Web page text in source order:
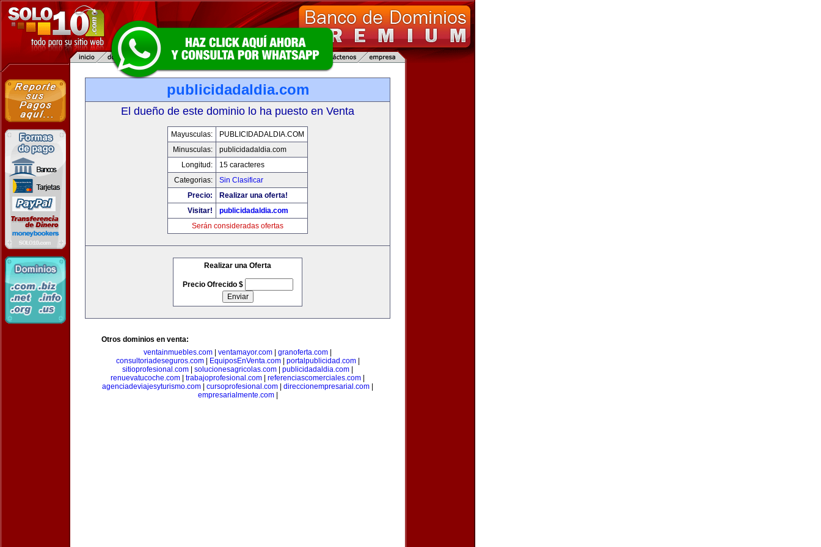
publicidadaldia.com
El dueño de este dominio lo ha puesto en Venta
Mayusculas:
PUBLICIDADALDIA.COM
Minusculas:
publicidadaldia.com
Longitud:
15 caracteres
Categorias:
Sin Clasificar
Precio:
Realizar una oferta!
Visitar!
publicidadaldia.com
Serán consideradas ofertas
Realizar una Oferta
Precio Ofrecido $
Otros dominios en venta:
ventainmuebles.com
ventamayor.com granoferta.com
consultoriadeseguros.com| EquiposEnVenta.com| portalpublicidad.com|
sitioprofesional.com
solucionesagricolas.com publicidadaldia.com
renuevatucoche.com
trabajoprofesional.com referenciascomerciales.com
agenciadeviajesyturismo.com
cursoprofesional.com direccionempresarial.com
empresarialmente.com|